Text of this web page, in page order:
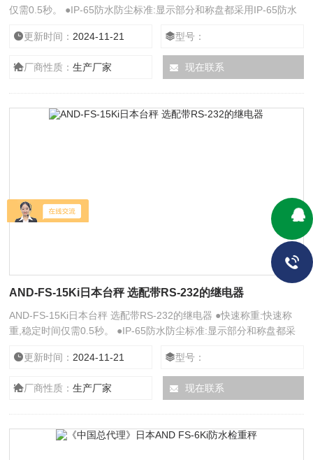
仅需0.5秒。 ●IP-65防水防尘标准:显示部分和称盘都采用IP-65防水
按10键或者在称重或百分比设定高低限位来简单地输入目标重量。
更新时间： 2024-11-21 型号：
厂商性质：生产厂家 现在联系
AND-FS-15Ki日本台秤 选配带RS-232的继电器
AND-FS-15Ki日本台秤 选配带RS-232的继电器 ●快速称重:快速称
重,稳定时间仅需0.5秒。 ●IP-65防水防尘标准:显示部分和称盘都采
置一个样品,按10键或者在称重或百分比设定高低限位来简单地输入
更新时间： 2024-11-21 型号：
厂商性质：生产厂家 现在联系